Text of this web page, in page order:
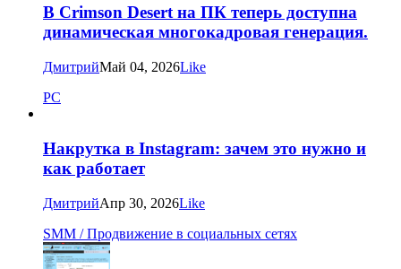
В Crimson Desert на ПК теперь доступна
динамическая многокадровая генерация.
ДмитрийМай 04, 2026Like
PC
Накрутка в Instagram: зачем это нужно и
как работает
ДмитрийАпр 30, 2026Like
SMM / Продвижение в социальных сетях